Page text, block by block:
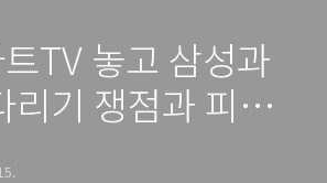
TV 놓고 삼성과
리기 쟁점과 피해